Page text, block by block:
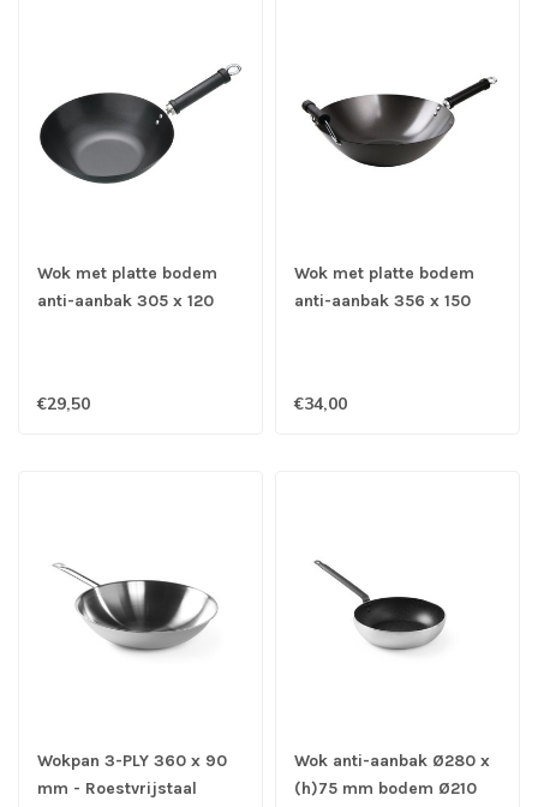
Wok met platte bodem
anti-aanbak 305 x 120
€29,50
Wok met platte bodem
anti-aanbak 356 x 150
€34,00
Wokpan 3-PLY 360 x 90
mm - Roestvrijstaal
Wok anti-aanbak Ø280 x
(h)75 mm bodem Ø210